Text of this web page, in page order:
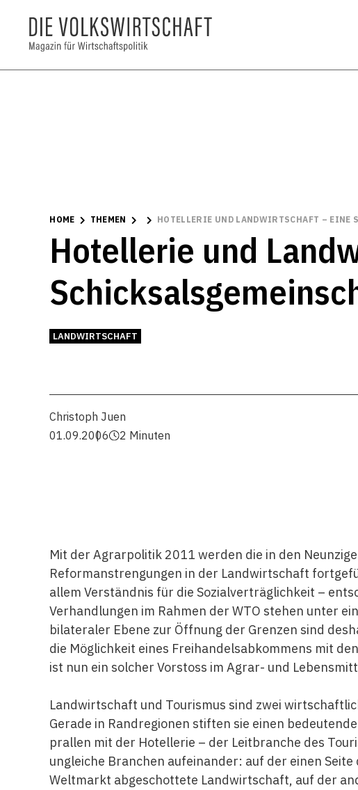
HOME THEMEN HOTELLERIE UND LANDWIRTSCHAFT – EINE
Hotellerie und
LANDWIRTSCHAFT
Christoph Juen
01.09.2006
2 Minuten
Mit der Agrarpolitik 2011 werden die in den
Reformanstrengungen in der Landwirtschaft
allem Verständnis für die Sozialverträglichkeit –
Verhandlungen im Rahmen der WTO stehen unter
bilateraler Ebene zur Öffnung der Grenzen sind
die Möglichkeit eines Freihandelsabkommens mit
ist nun ein solcher Vorstoss im Agrar- und
Landwirtschaft und Tourismus sind zwei
Gerade in Randregionen stiften sie einen
prallen mit der Hotellerie – der Leitbranche des
ungleiche Branchen aufeinander: auf der einen
Weltmarkt abgeschottete Landwirtschaft, auf der